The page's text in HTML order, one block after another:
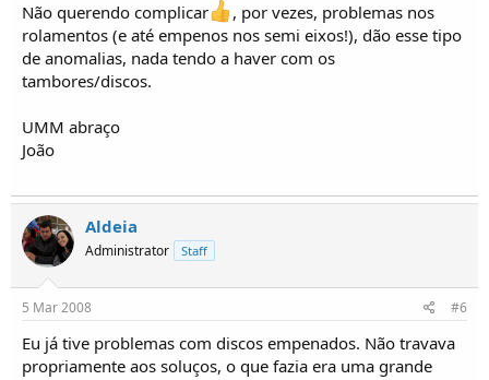
Não querendo complicar
, por vezes, problemas nos
rolamentos (e até empenos nos semi eixos!), dão esse tipo
de anomalias, nada tendo a haver com os
tambores/discos.
UMM abraço
João
Aldeia
Administrator Staff
5 Mar 2008 #6
Eu já tive problemas com discos empenados. Não travava
propriamente aos soluços, o que fazia era uma grande